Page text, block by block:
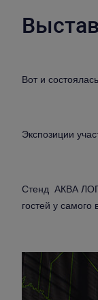
Вот и
Экспозиции
Стенд АКВА
гостей у самого